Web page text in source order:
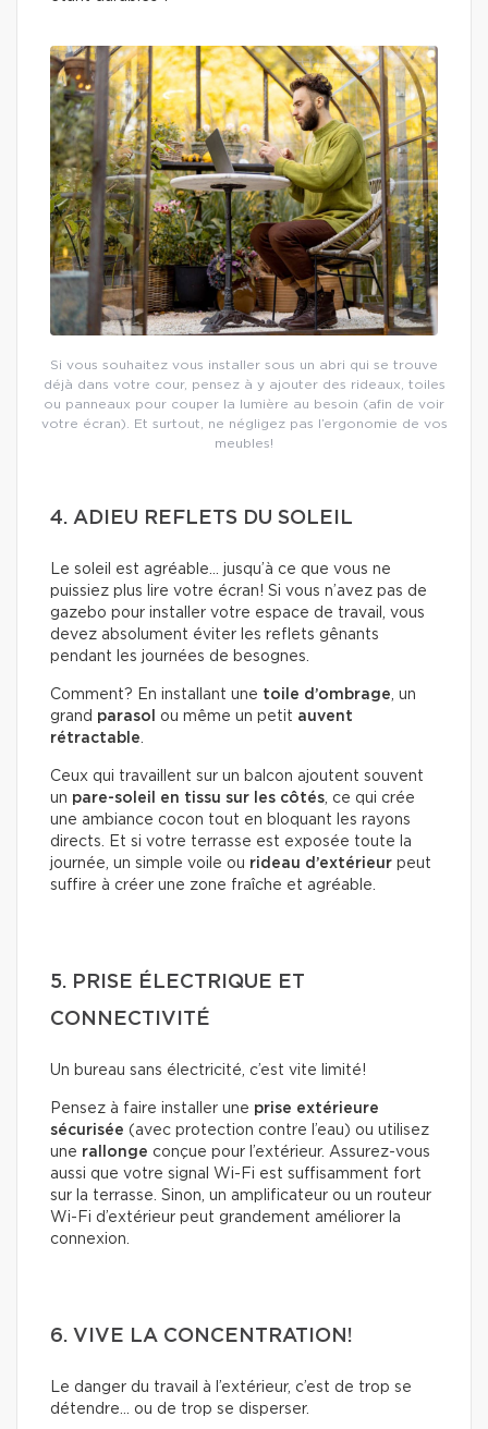
Si vous souhaitez vous installer sous un abri qui se trouve
déjà dans votre cour, pensez à y ajouter des rideaux, toiles
ou panneaux pour couper la lumière au besoin (afin de voir
votre écran). Et surtout, ne négligez pas l’ergonomie de vos
meubles!
4. ADIEU REFLETS DU SOLEIL
Le soleil est agréable… jusqu’à ce que vous ne
puissiez plus lire votre écran! Si vous n’avez pas de
gazebo pour installer votre espace de travail, vous
devez absolument éviter les reflets gênants
pendant les journées de besognes.
Comment? En installant une toile d’ombrage, un
grand parasol ou même un petit auvent
rétractable.
Ceux qui travaillent sur un balcon ajoutent souvent
un pare-soleil en tissu sur les côtés, ce qui crée
une ambiance cocon tout en bloquant les rayons
directs. Et si votre terrasse est exposée toute la
journée, un simple voile ou rideau d’extérieur peut
suffire à créer une zone fraîche et agréable.
5. PRISE ÉLECTRIQUE ET
CONNECTIVITÉ
Un bureau sans électricité, c’est vite limité!
Pensez à faire installer une prise extérieure
sécurisée (avec protection contre l’eau) ou utilisez
une rallonge conçue pour l’extérieur. Assurez-vous
aussi que votre signal Wi-Fi est suffisamment fort
sur la terrasse. Sinon, un amplificateur ou un routeur
Wi-Fi d’extérieur peut grandement améliorer la
connexion.
6. VIVE LA CONCENTRATION!
Le danger du travail à l’extérieur, c’est de trop se
détendre… ou de trop se disperser.